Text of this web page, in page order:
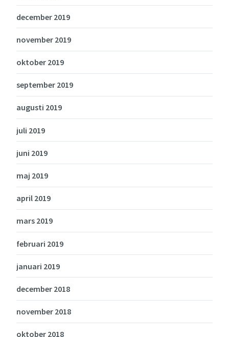
december 2019
november 2019
oktober 2019
september 2019
augusti 2019
juli 2019
juni 2019
maj 2019
april 2019
mars 2019
februari 2019
januari 2019
december 2018
november 2018
oktober 2018